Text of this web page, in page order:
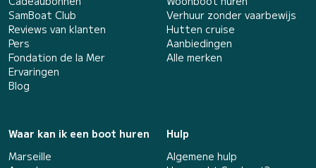
SamBoat Club
Reviews van klanten
Pers
Fondation de la Mer
Ervaringen
Blog
Verhuur zonder vaarbewijs
Hutten cruise
Aanbiedingen
Alle merken
Waar kan ik een boot huren
Marseille
Hulp
Algemene hulp